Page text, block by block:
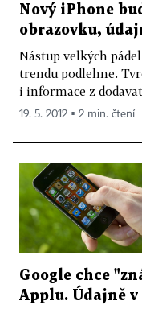
Nový iPhone
obrazovku,
Nástup velkých
trendu podlehne.
i informace z
19. 5. 2012 ▪ 2 min. čtení
Google chce
Applu. Údajně